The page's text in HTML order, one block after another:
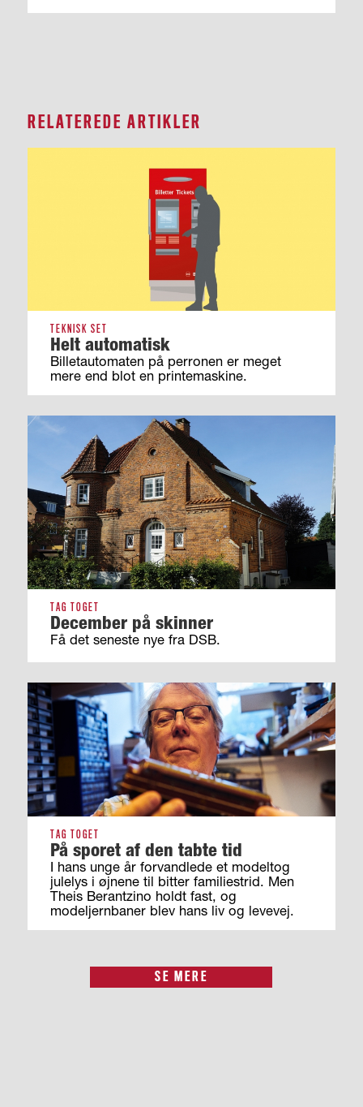
RELATEREDE ARTIKLER
TEKNISK SET
Helt automatisk
Billetautomaten på perronen er meget
mere end blot en printemaskine.
TAG TOGET
December på skinner
Få det seneste nye fra DSB.
TAG TOGET
På sporet af den tabte tid
I hans unge år forvandlede et modeltog
julelys i øjnene til bitter familiestrid. Men
Theis Berantzino holdt fast, og
modeljernbaner blev hans liv og levevej.
SE MERE